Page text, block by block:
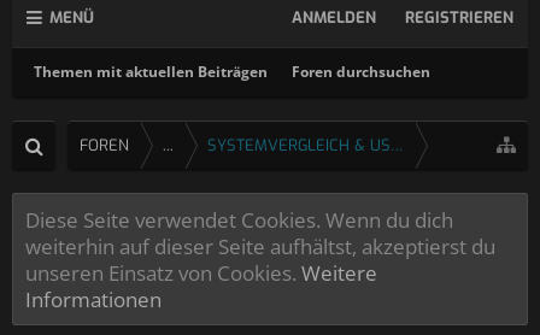
MENÜ
Themen mit aktuellen Beiträgen Foren durchsuchen
ANMELDEN REGISTRIEREN
FOREN ... SYSTEMVERGLEICH & USERTESTS
Diese Seite verwendet Cookies. Wenn du dich
weiterhin auf dieser Seite aufhältst, akzeptierst du
unseren Einsatz von Cookies. Weitere
Informationen